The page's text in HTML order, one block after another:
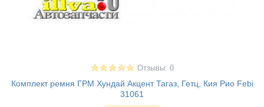
Отзывы: 0
Комплект ремня ГРМ Хундай Акцент Тагаз, Гетц, Кия Рио Febi
31061